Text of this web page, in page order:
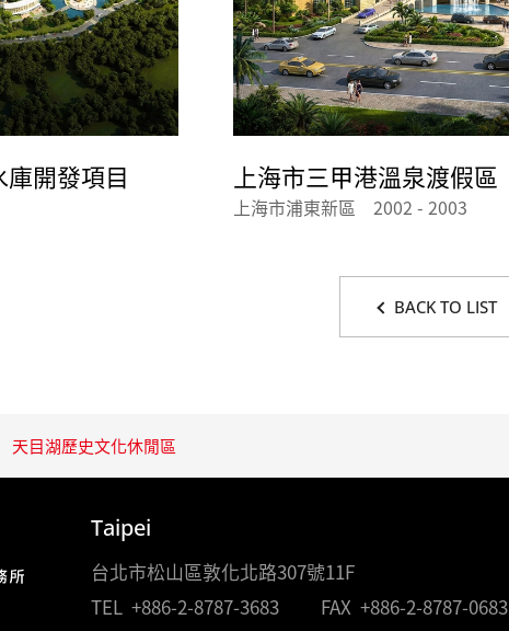
開發項目 上海市三甲港溫泉渡假區
上海市浦東新區 2002 - 2003
BACK TO LIST
天目湖歷史文化休閒區
Taipei
台北市松山區敦化北路307號11F
TEL +886-2-8787-3683 FAX +886-2-8787-0683